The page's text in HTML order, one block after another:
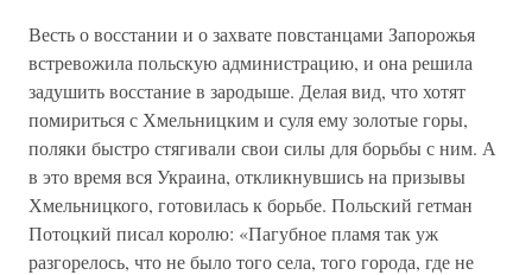
Весть о восстании и о захвате повстанцами Запорожья
встревожила польскую администрацию, и она решила
задушить восстание в зародыше. Делая вид, что хотят
помириться с Хмельницким и суля ему золотые горы,
поляки быстро стягивали свои силы для борьбы с ним. А
в это время вся Украина, откликнувшись на призывы
Хмельницкого, готовилась к борьбе. Польский гетман
Потоцкий писал королю: «Пагубное пламя так уж
разгорелось, что не было того села, того города, где не